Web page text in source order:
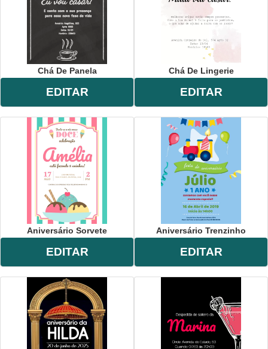
Chá De Panela
EDITAR
Chá De Lingerie
EDITAR
Aniversário Sorvete
EDITAR
Aniversário Trenzinho
EDITAR